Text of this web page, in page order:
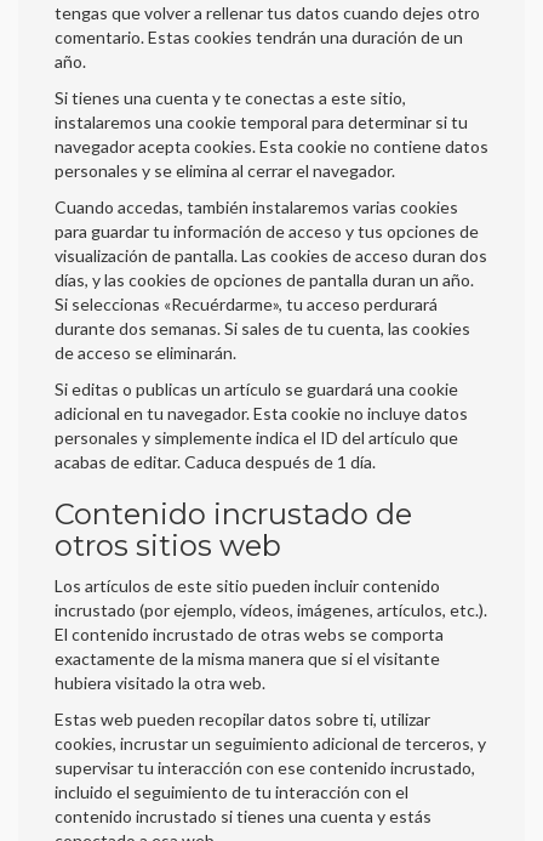
tengas que volver a rellenar tus datos cuando dejes otro
comentario. Estas cookies tendrán una duración de un
año.
Si tienes una cuenta y te conectas a este sitio,
instalaremos una cookie temporal para determinar si tu
navegador acepta cookies. Esta cookie no contiene datos
personales y se elimina al cerrar el navegador.
Cuando accedas, también instalaremos varias cookies
para guardar tu información de acceso y tus opciones de
visualización de pantalla. Las cookies de acceso duran dos
días, y las cookies de opciones de pantalla duran un año.
Si seleccionas «Recuérdarme», tu acceso perdurará
durante dos semanas. Si sales de tu cuenta, las cookies
de acceso se eliminarán.
Si editas o publicas un artículo se guardará una cookie
adicional en tu navegador. Esta cookie no incluye datos
personales y simplemente indica el ID del artículo que
acabas de editar. Caduca después de 1 día.
Contenido incrustado de
otros sitios web
Los artículos de este sitio pueden incluir contenido
incrustado (por ejemplo, vídeos, imágenes, artículos, etc.).
El contenido incrustado de otras webs se comporta
exactamente de la misma manera que si el visitante
hubiera visitado la otra web.
Estas web pueden recopilar datos sobre ti, utilizar
cookies, incrustar un seguimiento adicional de terceros, y
supervisar tu interacción con ese contenido incrustado,
incluido el seguimiento de tu interacción con el
contenido incrustado si tienes una cuenta y estás